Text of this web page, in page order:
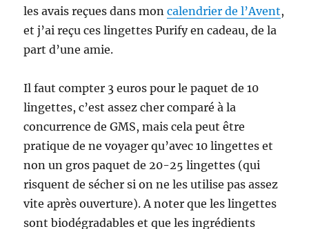
les avais reçues dans moncalendrier de l’Avent,
et j’ai reçu ces lingettes Purify en cadeau, de la
part d’une amie.
Il faut compter 3 euros pour le paquet de 10
lingettes, c’est assez cher comparé à la
concurrence de GMS, mais cela peut être
pratique de ne voyager qu’avec 10 lingettes et
non un gros paquet de 20-25 lingettes (qui
risquent de sécher si on ne les utilise pas assez
vite après ouverture). A noter que les lingettes
sont biodégradables et que les ingrédients